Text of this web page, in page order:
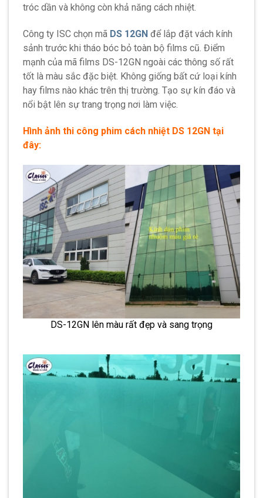
tróc dần và không còn khả năng cách nhiệt.
Công ty ISC chọn mã DS 12GN để lắp đặt vách kính
sảnh trước khi tháo bóc bỏ toàn bộ films cũ. Điểm
mạnh của mã films DS-12GN ngoài các thông số rất
tốt là màu sắc đặc biệt. Không giống bất cứ loại kính
hay films nào khác trên thị trường. Tạo sự kín đáo và
nổi bật lên sự trang trọng nơi làm việc.
Hình ảnh thi công phim cách nhiệt DS 12GN tại
đây:
DS-12GN lên màu rất đẹp và sang trọng